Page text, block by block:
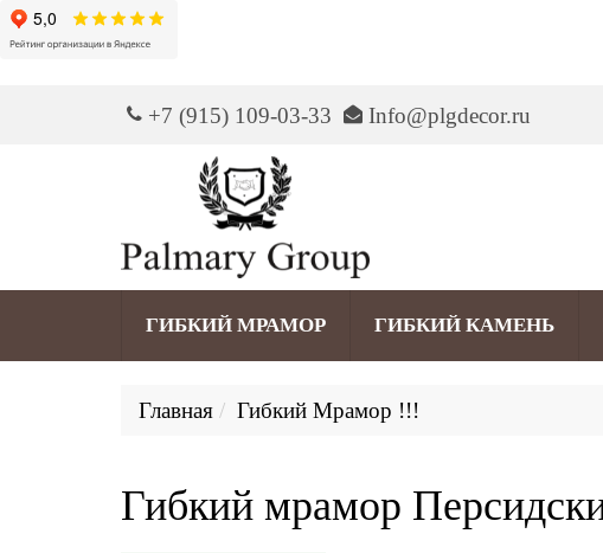
+7 (915) 109-03-33 Info@plgdecor.ru
ГИБКИЙ МРАМОР ГИБКИЙ КАМЕНЬ
Главная Гибкий Мрамор !!!
Гибкий мрамор